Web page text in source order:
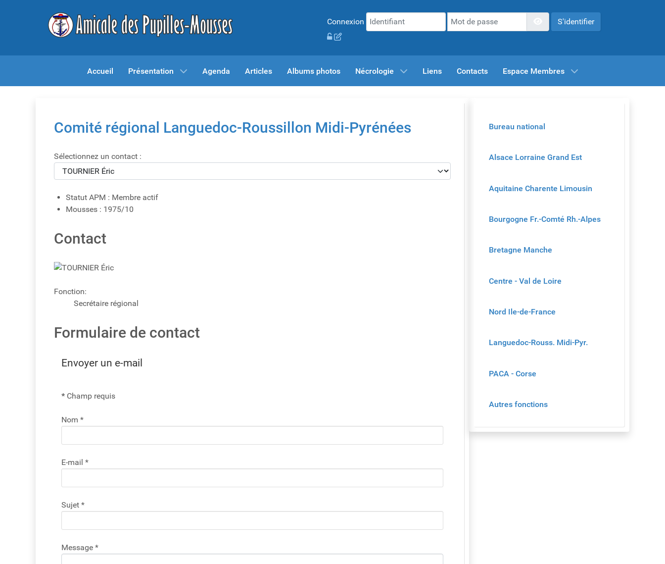
Connexion Mot de passe Afficher le mot de passe
S'identifier
Accueil Présentation Agenda Articles Albums photos Nécrologie Liens Contacts Espace Membres
Comité régional Languedoc-Roussillon Midi-Pyrénées
Sélectionnez un contact :
Statut APM : Membre actif
Mousses : 1975/10
Contact
Fonction:
Secrétaire régional
Formulaire de contact
Envoyer un e-mail
* Champ requis
Nom *
E-mail *
Sujet *
Message *
Bureau national
Alsace Lorraine Grand Est
Aquitaine Charente Limousin
Bourgogne Fr.-Comté Rh.-Alpes
Bretagne Manche
Centre - Val de Loire
Nord Ile-de-France
Languedoc-Rouss. Midi-Pyr.
PACA - Corse
Autres fonctions